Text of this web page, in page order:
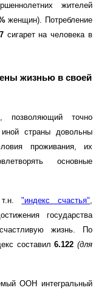
жителей
женщин). Потребление
сигарет на человека в
жизнью в своей
позволяющий точно
страны довольны
проживания, их
основные
т.н."индекс счастья",
государства
жизнь. По
составил6.122 (для
ООН интегральный